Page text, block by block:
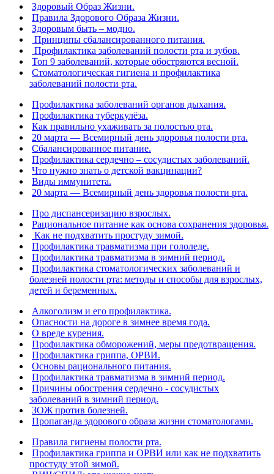
Здоровый Образ Жизни.
Правила Здорового Образа Жизни.
Здоровым быть – модно.
Принципы сбалансированного питания.
Профилактика заболеваний полости рта и зубов.
Топ 9 заболеваний, которые обостряются весной.
Стоматологическая гигиена и профилактика
заболеваний полости рта.
Профилактика заболеваний органов дыхания.
Профилактика туберкулёза.
Как правильно ухаживать за полостью рта.
20 марта — Всемирный день здоровья полости рта.
Сбалансированное питание.
Профилактика сердечно – сосудистых заболеваний.
Что нужно знать о детской вакцинации?
Виды иммунитета.
20 марта — Всемирный день здоровья полости рта.
Про диспансеризацию взрослых.
Рациональное питание как основа сохранения здоровья.
Как не подхватить простуду зимой.
Профилактика травматизма при гололеде.
Профилактика травматизма в зимний период.
Профилактика стоматологических заболеваний и
болезней полости рта: методы и способы для взрослых,
детей и беременных.
Алкоголизм и его профилактика.
Опасности на дороге в зимнее время года.
О вреде курения.
Профилактика обморожений, меры предотвращения.
Профилактика гриппа, ОРВИ.
Основы рационального питания.
Профилактика травматизма в зимний период.
Причины обострения сердечно - сосудистых
заболеваний в зимний период.
ЗОЖ против болезней.
Пропаганда здорового образа жизни стоматологами.
Правила гигиены полости рта.
Профилактика гриппа и ОРВИ или как не подхватить
простуду этой зимой.